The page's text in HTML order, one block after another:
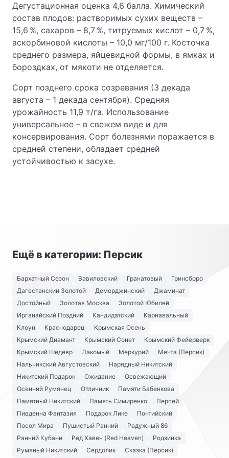
Дегустационная оценка 4,6 балла. Химический
состав плодов: растворимых сухих веществ –
15,6 %, сахаров – 8,7 %, титруемых кислот – 0,7 %,
аскорбиновой кислоты – 10,0 мг/100 г. Косточка
среднего размера, яйцевидной формы, в ямках и
бороздках, от мякоти не отделяется.
Сорт позднего срока созревания (3 декада
августа – 1 декада сентября). Средняя
урожайность 11,9 т/га. Использование
универсальное – в свежем виде и для
консервирования. Сорт болезнями поражается в
средней степени, обладает средней
устойчивостью к засухе.
Ещё в категории: Персик
Бархатный Сезон Вавиловский Гранатовый
Гринсборо
Дагестанский Золотой
Демерджинский
Джаминат
Достойный
Золотая Москва
Золотой Юбилей
Ирганайский Поздний
Кандидатский
Карнавальный
Клоун
Краснодарец
Крымская Осень
Крымский Диамант
Крымский Сонет
Крымский Фейерверк
Крымский Шедевр
Лакомый Меркурий
Мечта (Персик)
Нальчикский Августовский
Нарядный Никитский
Никитский Подарок
Ожидание
Освежающий
Осенний Румянец
Отличник
Памяти Бабенкова
Памятный Никитский
Память Симиренко
Персей
Пивденна Фантазия
Подарок Лике
Понтийский
Посол Мира
Пушистый Ранний
Радужный 86
Ранний Кубани
Ред Хавен (Red Heaven)
Родзинка
Румяный Никитский
Сердолик
Сказка (Персик)